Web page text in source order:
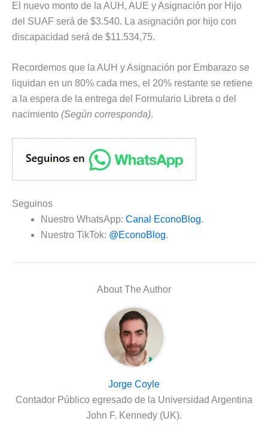
El nuevo monto de la AUH, AUE y Asignación por Hijo
del SUAF será de $3.540. La asignación por hijo con
discapacidad será de $11.534,75.
Recordemos que la AUH y Asignación por Embarazo se
liquidan en un 80% cada mes, el 20% restante se retiene
a la espera de la entrega del Formulario Libreta o del
nacimiento (Según corresponda).
Seguinos
Nuestro WhatsApp: Canal EconoBlog.
Nuestro TikTok: @EconoBlog.
About The Author
Jorge Coyle
Contador Público egresado de la Universidad Argentina
John F. Kennedy (UK).